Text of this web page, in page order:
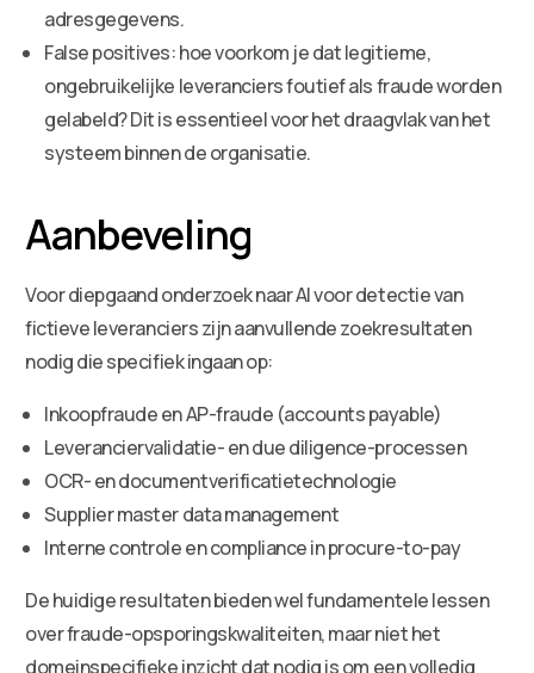
adresgegevens.
False positives: hoe voorkom je dat legitieme,
ongebruikelijke leveranciers foutief als fraude worden
gelabeld? Dit is essentieel voor het draagvlak van het
systeem binnen de organisatie.
Aanbeveling
Voor diepgaand onderzoek naar AI voor detectie van
fictieve leveranciers zijn aanvullende zoekresultaten
nodig die specifiek ingaan op:
Inkoopfraude en AP-fraude (accounts payable)
Leveranciervalidatie- en due diligence-processen
OCR- en documentverificatietechnologie
Supplier master data management
Interne controle en compliance in procure-to-pay
De huidige resultaten bieden wel fundamentele lessen
over fraude-opsporingskwaliteiten, maar niet het
domeinspecifieke inzicht dat nodig is om een volledig